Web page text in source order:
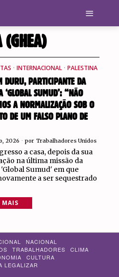
(GHEA)
· INTERNACIONAL · PALESTINA
DURU, PARTICIPANTE DA
‘GLOBAL SUMUD’: “NÃO
A NORMALIZAÇÃO SOB O
DE UM FALSO PLANO DE
2026 por Trabalhadores Unidos
a casa, depois da sua
na última missão da
Sumud' em que
a ser sequestrado
MAIS
NACIONAL
TRABALHADORES
CLIMA
CULTURA
LEGALIZAR